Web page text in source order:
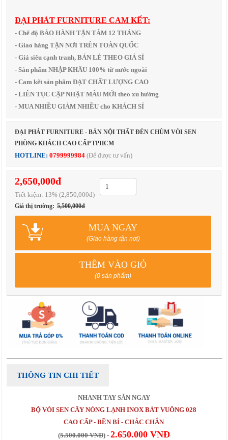
ĐẠI PHÁT FURNITURE CAM KẾT:
- Chế độ BẢO HÀNH TẬN TÂM 12 THÁNG
- Giao hàng TẬN NƠI TRÊN TOÀN QUỐC
- Giá siêu cạnh tranh, BÁN LẺ THEO GIÁ SỈ
- Sản phẩm NHẬP KHẨU 100% từ nước ngoài
- Cam kết sản phẩm ĐẠT CHẤT LƯỢNG CAO
- LIÊN TỤC CẬP NHẬT MẪU MỚI theo xu hướng
- MUA NHIỀU GIẢM NHIỀU cho KHÁCH SỈ
ĐẠI PHÁT FURNITURE - BÁN NỘI THẤT ĐÈN CHÙM VÒI SEN
PHÒNG KHÁCH CAO CẤP TPHCM
HOTLINE:0799999984 (Để được tư vấn)
2,650,000đ
Tiết kiệm: 13% (2,850,000đ)
Giá thị trường: 5,500,000đ
MUA NGAY
(Giao hàng tận nơi)
THÊM VÀO GIỎ
(0 sản phẩm)
THÔNG TIN CHI TIẾT
NHANH TAY SĂN NGAY
BỘ VÒI SEN CÂY NÓNG LẠNH INOX BÁT VUÔNG 028
CAO CẤP - BỀN BỈ - CHẮC CHẮN
(5.500.000 VNĐ) - 2.650.000 VNĐ